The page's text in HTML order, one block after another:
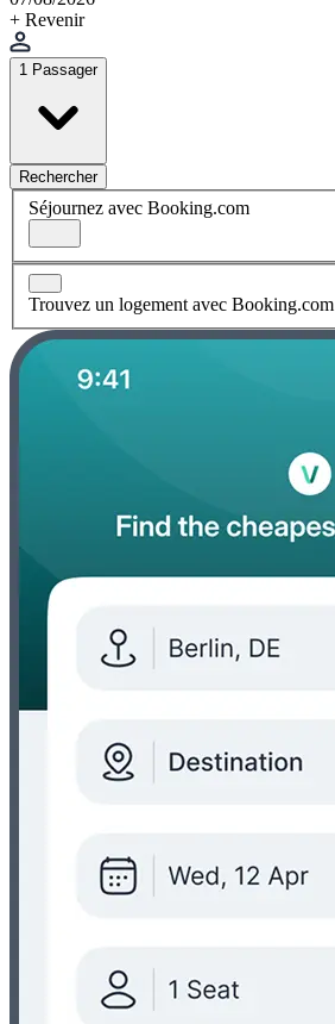
+ Revenir
1 Passager
Rechercher
Séjournez avec Booking.com
Trouvez un logement avec Booking.com